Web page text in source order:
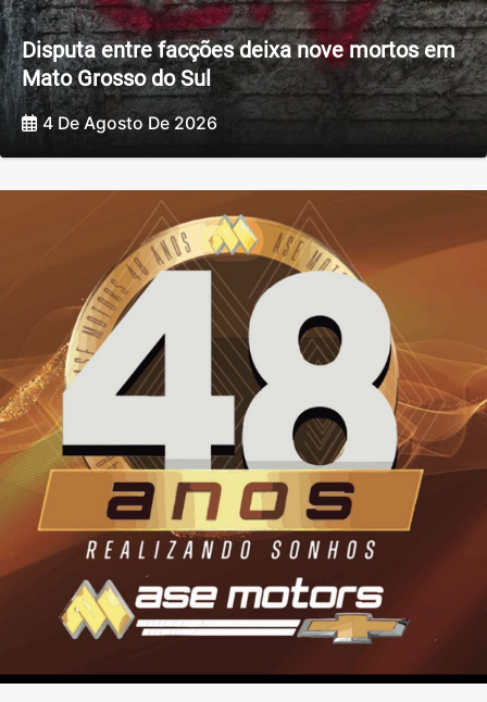
Disputa entre facções deixa nove mortos em
Mato Grosso do Sul
4 De Agosto De 2026